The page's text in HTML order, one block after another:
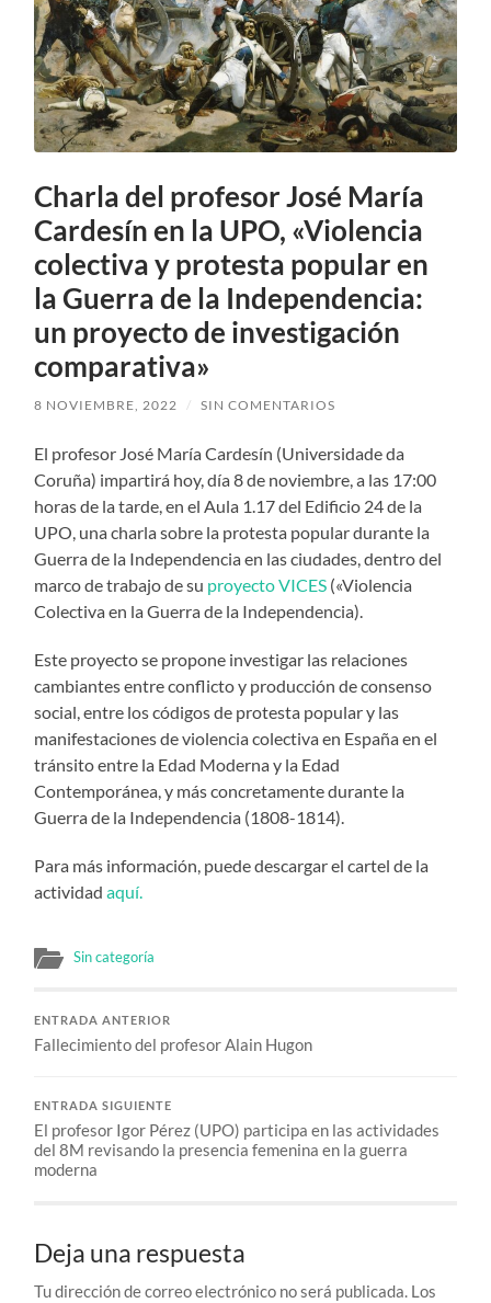
Charla del profesor José María
Cardesín en la UPO, «Violencia
colectiva y protesta popular en
la Guerra de la Independencia:
un proyecto de investigación
comparativa»
8 NOVIEMBRE, 2022 / SIN COMENTARIOS
El profesor José María Cardesín (Universidade da
Coruña) impartirá hoy, día 8 de noviembre, a las 17:00
horas de la tarde, en el Aula 1.17 del Edificio 24 de la
UPO, una charla sobre la protesta popular durante la
Guerra de la Independencia en las ciudades, dentro del
marco de trabajo de su proyecto VICES («Violencia
Colectiva en la Guerra de la Independencia).
Este proyecto se propone investigar las relaciones
cambiantes entre conflicto y producción de consenso
social, entre los códigos de protesta popular y las
manifestaciones de violencia colectiva en España en el
tránsito entre la Edad Moderna y la Edad
Contemporánea, y más concretamente durante la
Guerra de la Independencia (1808-1814).
Para más información, puede descargar el cartel de la
actividadaquí.
Sin categoría
ENTRADA ANTERIOR
Fallecimiento del profesor Alain Hugon
ENTRADA SIGUIENTE
El profesor Igor Pérez (UPO) participa en las actividades
del 8M revisando la presencia femenina en la guerra
moderna
Deja una respuesta
Tu dirección de correo electrónico no será publicada. Los